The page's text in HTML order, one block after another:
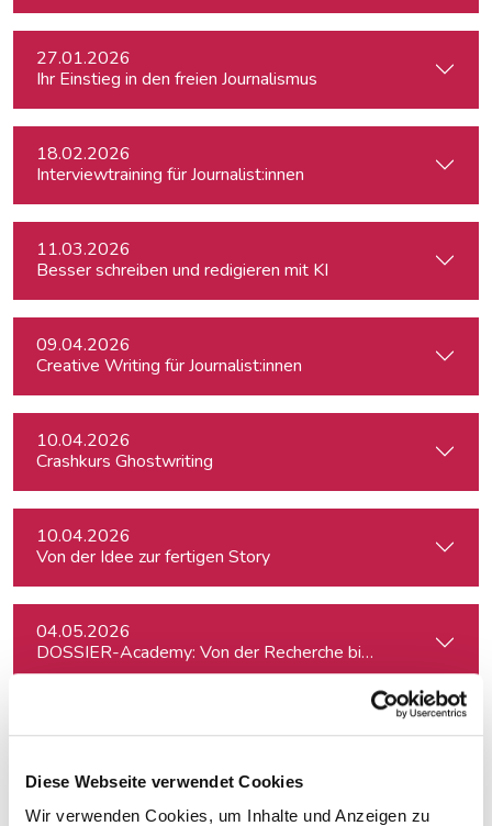
Diese Webseite verwendet Cookies
Wir verwenden Cookies, um Inhalte und Anzeigen zu
27.01.2026
Ihr Einstieg in den freien Journalismus
18.02.2026
Interviewtraining für Journalist:innen
11.03.2026
Besser schreiben und redigieren mit KI
09.04.2026
Creative Writing für Journalist:innen
10.04.2026
Crashkurs Ghostwriting
10.04.2026
Von der Idee zur fertigen Story
04.05.2026
DOSSIER-Academy: Von der Recherche bis zur